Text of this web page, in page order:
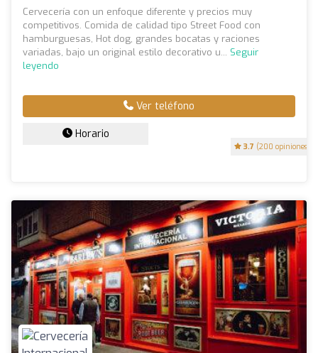
3.7 (200 opiniones)
Cervecería con un enfoque diferente y precios muy
competitivos. Comida de calidad tipo Street Food con
hamburguesas, Hot dog, grandes bocatas y raciones
variadas, bajo un original estilo decorativo u... Seguir
leyendo
Ver teléfono
Horario